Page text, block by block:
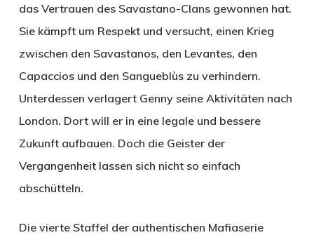
das Vertrauen des Savastano-Clans gewonnen hat.
Sie kämpft um Respekt und versucht, einen Krieg
zwischen den Savastanos, den Levantes, den
Capaccios und den Sangueblùs zu verhindern.
Unterdessen verlagert Genny seine Aktivitäten nach
London. Dort will er in eine legale und bessere
Zukunft aufbauen. Doch die Geister der
Vergangenheit lassen sich nicht so einfach
abschütteln.
Die vierte Staffel der authentischen Mafiaserie